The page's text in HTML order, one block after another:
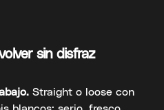
sin disfraz
Straight o loose con